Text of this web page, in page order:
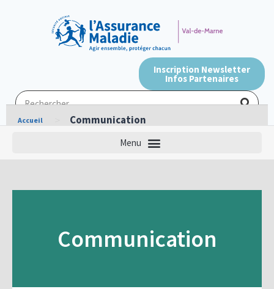
Inscription Newsletter
Infos Partenaires
Accueil Communication
Communication